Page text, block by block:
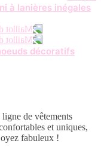
à lanières inégales
décoratifs
de vêtements
et uniques,
fabuleux !